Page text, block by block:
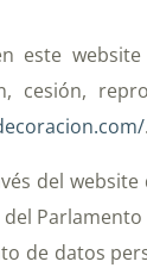
este
cesión,
.
del
de datos